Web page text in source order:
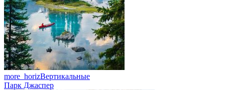
more_horizВертикальные
Парк Джаспер